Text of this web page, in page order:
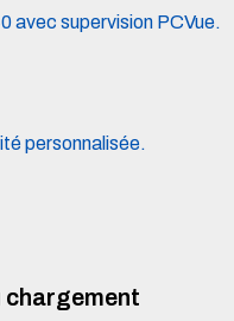
avec supervision PCVue.
personnalisée.